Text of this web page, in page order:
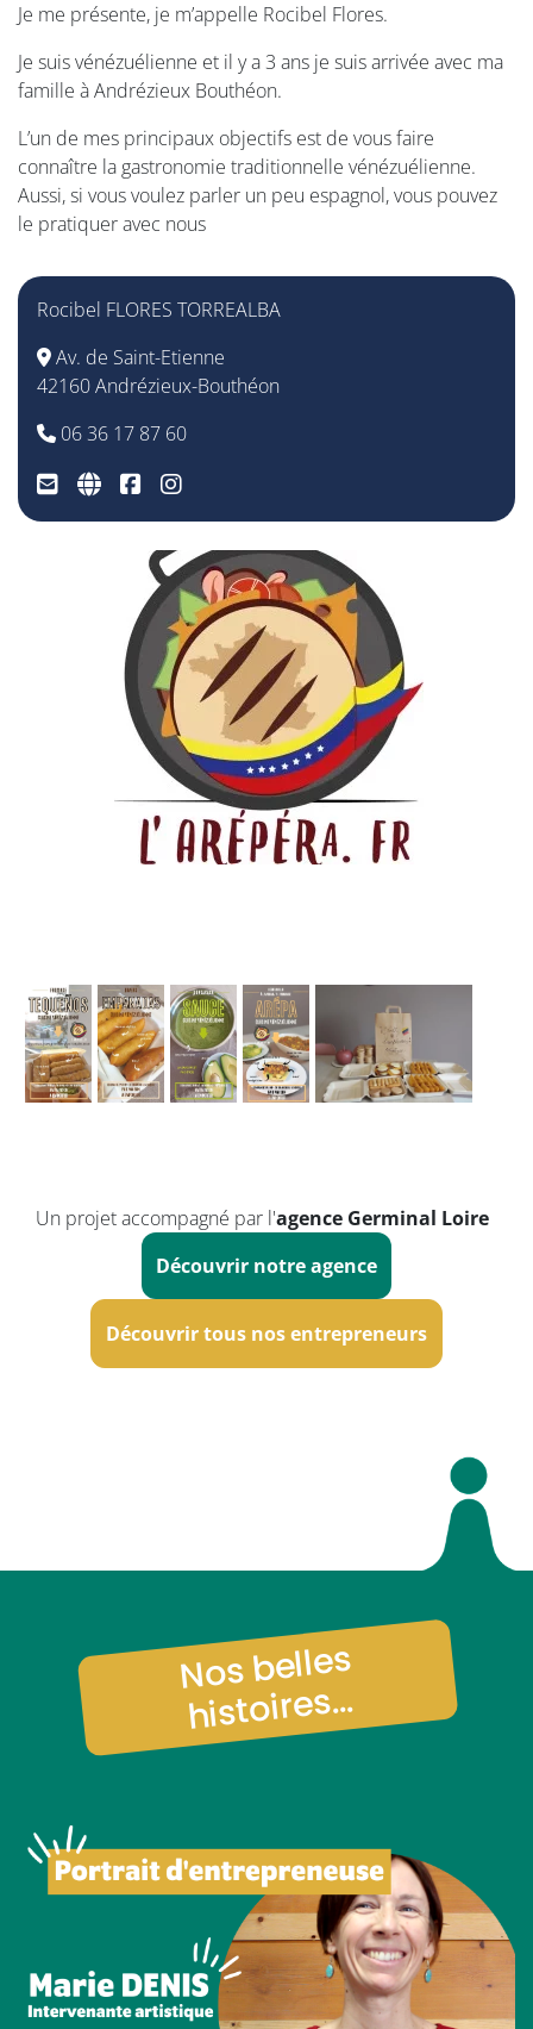
Je me présente, je m’appelle Rocibel Flores.
Je suis vénézuélienne et il y a 3 ans je suis arrivée avec ma
famille à Andrézieux Bouthéon.
L’un de mes principaux objectifs est de vous faire
connaître la gastronomie traditionnelle vénézuélienne.
Aussi, si vous voulez parler un peu espagnol, vous pouvez
le pratiquer avec nous
Rocibel FLORES TORREALBA
Av. de Saint-Etienne
42160 Andrézieux-Bouthéon
06 36 17 87 60
Un projet accompagné par l'agence Germinal Loire
Découvrir notre agence
Découvrir tous nos entrepreneurs
Nos belles
histoires...